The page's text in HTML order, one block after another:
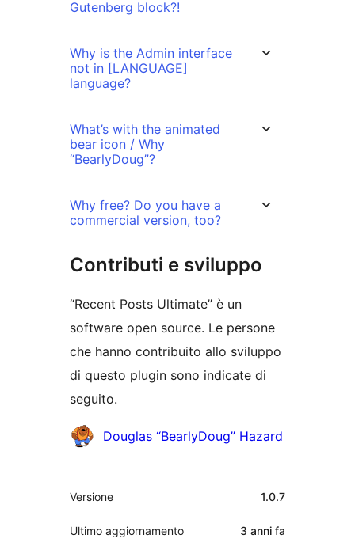
Gutenberg block?!
Why is the Admin interface
not in [LANGUAGE]
language?
What’s with the animated
bear icon / Why
“BearlyDoug”?
Why free? Do you have a
commercial version, too?
Contributi e sviluppo
“Recent Posts Ultimate” è un
software open source. Le persone
che hanno contribuito allo sviluppo
di questo plugin sono indicate di
seguito.
Collaboratori
Douglas “BearlyDoug” Hazard
Meta
Versione 1.0.7
Ultimo aggiornamento 3 anni fa